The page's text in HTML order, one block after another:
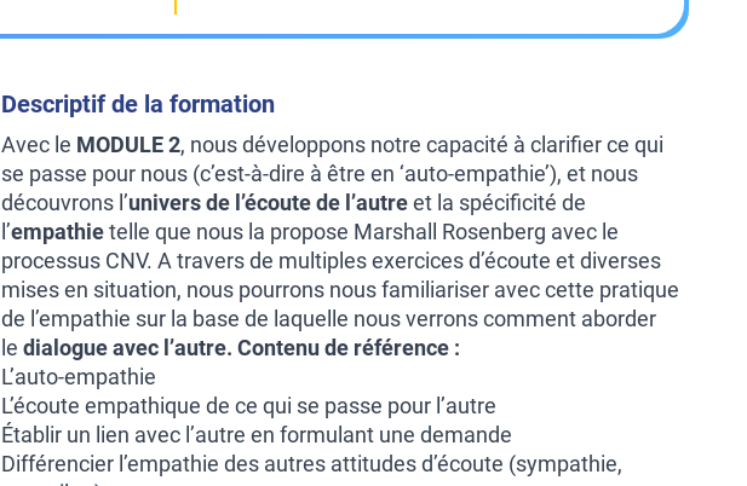
Descriptif de la formation
Avec le MODULE 2, nous développons notre capacité à clarifier ce qui
se passe pour nous (c’est-à-dire à être en ‘auto-empathie’), et nous
découvrons l’univers de l’écoute de l’autreet la spécificité de
l’empathietelle que nous la propose Marshall Rosenberg avec le
processus CNV. A travers de multiples exercices d’écoute et diverses
mises en situation, nous pourrons nous familiariser avec cette pratique
de l’empathie sur la base de laquelle nous verrons comment aborder
le dialogue avec l’autre. Contenu de référence :
L’auto-empathie
L’écoute empathique de ce qui se passe pour l’autre
Établir un lien avec l’autre en formulant une demande
Différencier l’empathie des autres attitudes d’écoute (sympathie,